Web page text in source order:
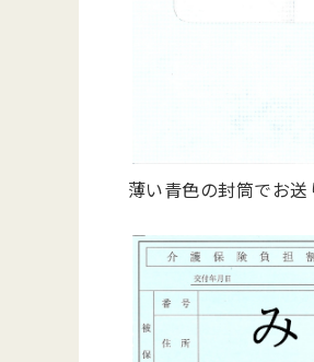
薄い青色の封筒でお送